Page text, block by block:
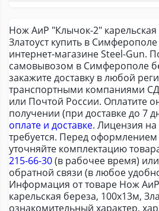
Нож АиР "Клычок-2" карельская
Златоуст купить в
интернет-магазине Steel-Gun.
самовывозом в Симферополе
закажите доставку в любой
транспортными компаниями
или Почтой России. Оплатите
получении (при доставке до 7
оплате и доставке. Лицензия
требуется. Перед оформлением
уточняйте комплектацию
215-66-30(в рабочее время)
обратной связи (в любое
Информация от товаре Нож
карельская береза, 100х13м,
ознакомительный характер,